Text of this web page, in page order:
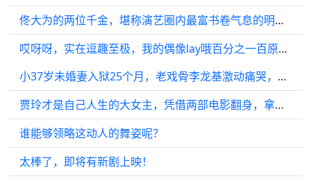
佟大为的两位千金，堪称演艺圈内最富书卷气息的明星后代
哎呀呀，实在逗趣至极，我的偶像lay哦百分之一百原创 张艺兴
小37岁未婚妻入狱25个月，老戏骨李龙基激动痛哭，承诺会娶她为妻
贾玲才是自己人生的大女主，凭借两部电影翻身，拿下三个代言
谁能够领略这动人的舞姿呢？
太棒了，即将有新剧上映！